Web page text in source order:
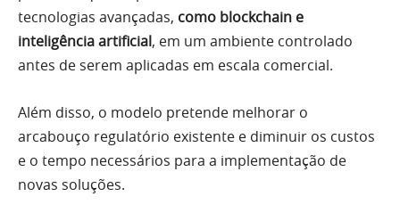
tecnologias avançadas, como blockchain e
inteligência artificial, em um ambiente controlado
antes de serem aplicadas em escala comercial.
Além disso, o modelo pretende melhorar o
arcabouço regulatório existente e diminuir os custos
e o tempo necessários para a implementação de
novas soluções.